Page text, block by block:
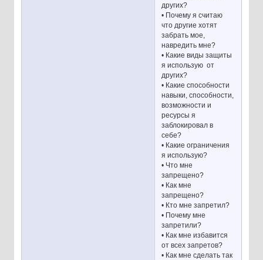
других?
• Почему я считаю
что другие хотят
забрать мое,
навредить мне?
• Какие виды защиты
я использую от
других?
• Какие способности
навыки, способности,
возможности и
ресурсы я
заблокировал в
себе?
• Какие ограничения
я использую?
• Что мне
запрещено?
• Как мне
запрещено?
• Кто мне запретил?
• Почему мне
запретили?
• Как мне избавится
от всех запретов?
• Как мне сделать так